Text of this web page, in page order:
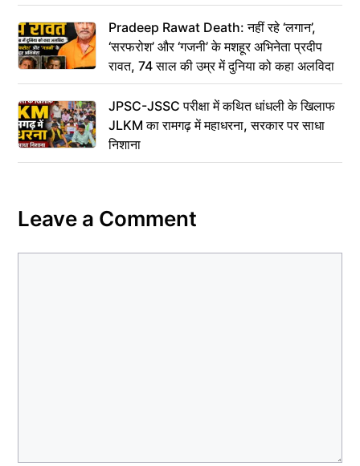
Pradeep Rawat Death: नहीं रहे ‘लगान’,
‘सरफरोश’ और ‘गजनी’ के मशहूर अभिनेता प्रदीप
रावत, 74 साल की उम्र में दुनिया को कहा अलविदा
JPSC-JSSC परीक्षा में कथित धांधली के खिलाफ
JLKM का रामगढ़ में महाधरना, सरकार पर साधा
निशाना
Leave a Comment